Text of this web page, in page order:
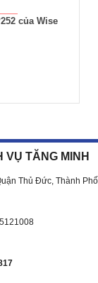
của Wise
Thủ Đức, Thành Phố